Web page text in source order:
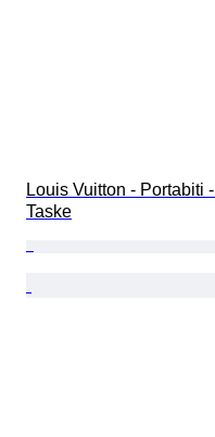
Louis Vuitton - Portabiti -
Taske